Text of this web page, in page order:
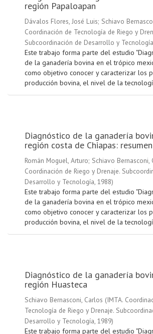
región Papaloapan
Dávalos Flores, José Luis; Schiavo
Coordinación de Tecnología de Riego y
Subcoordinación de Desarrollo y Tecnología
Este trabajo forma parte del estudio
de la ganadería bovina en el trópico
como objetivo conocer y caracterizar los
producción bovina, el nivel de la
Diagnóstico de la ganadería
región costa de Chiapas: resumen
Román Moguel, Arturo; Schiavo Bernasconi,
Coordinación de Riego y Drenaje.
Desarrollo y Tecnología, 1988)
Este trabajo forma parte del estudio
de la ganadería bovina en el trópico
como objetivo conocer y caracterizar los
producción bovina, el nivel de la
Diagnóstico de la ganadería
región Huasteca
Schiavo Bernasconi, Carlos (IMTA.
Tecnología de Riego y Drenaje.
Desarrollo y Tecnología, 1989)
Este trabajo forma parte del estudio